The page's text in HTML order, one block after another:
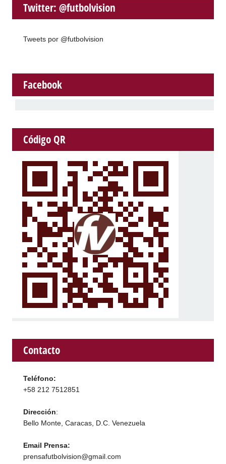
Twitter: @futbolvision
Tweets por @futbolvision
Facebook
Código QR
Contacto
Teléfono:
+58 212 7512851
Dirección:
Bello Monte, Caracas, D.C. Venezuela
Email Prensa:
prensafutbolvision@gmail.com